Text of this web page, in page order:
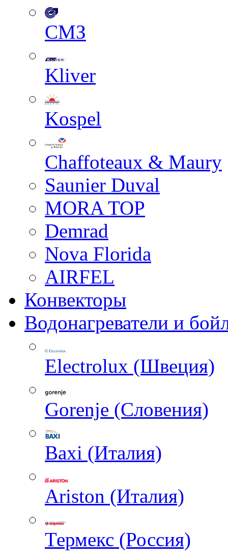
СМЗ
Kliver
Kospel
Chaffoteaux & Maury
Saunier Duval
MORA TOP
Demrad
Nova Florida
AIRFEL
Конвекторы
Водонагреватели и
Electrolux (Швеция)
Gorenje (Словения)
Baxi (Италия)
Ariston (Италия)
Термекс (Россия)